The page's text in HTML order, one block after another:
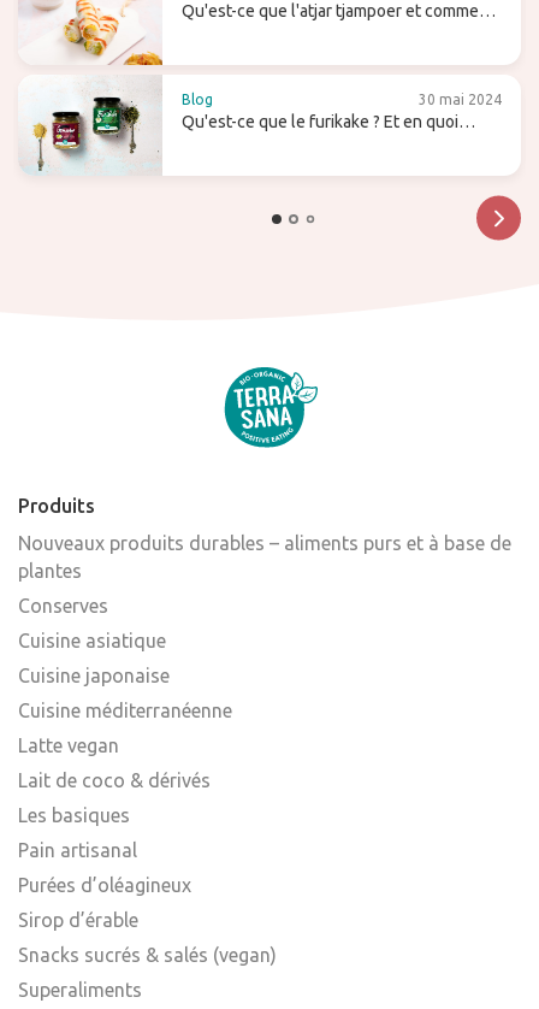
Qu'est-ce que l'atjar tjampoer et comment
Blog 30 mai 2024
Qu'est-ce que le furikake ? Et en quoi
Produits
Nouveaux produits durables – aliments purs et à base de
plantes
Conserves
Cuisine asiatique
Cuisine japonaise
Cuisine méditerranéenne
Latte vegan
Lait de coco & dérivés
Les basiques
Pain artisanal
Purées d’oléagineux
Sirop d’érable
Snacks sucrés & salés (vegan)
Superaliments